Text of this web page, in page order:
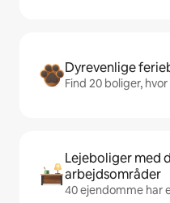
Dyrevenlige
Find 20 boliger,
Lejeboliger med
arbejdsområder
40 ejendomme har